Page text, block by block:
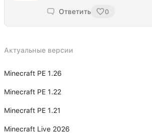
Ответить 0
Актуальные версии
Minecraft PE 1.26
Minecraft PE 1.22
Minecraft PE 1.21
Minecraft Live 2026